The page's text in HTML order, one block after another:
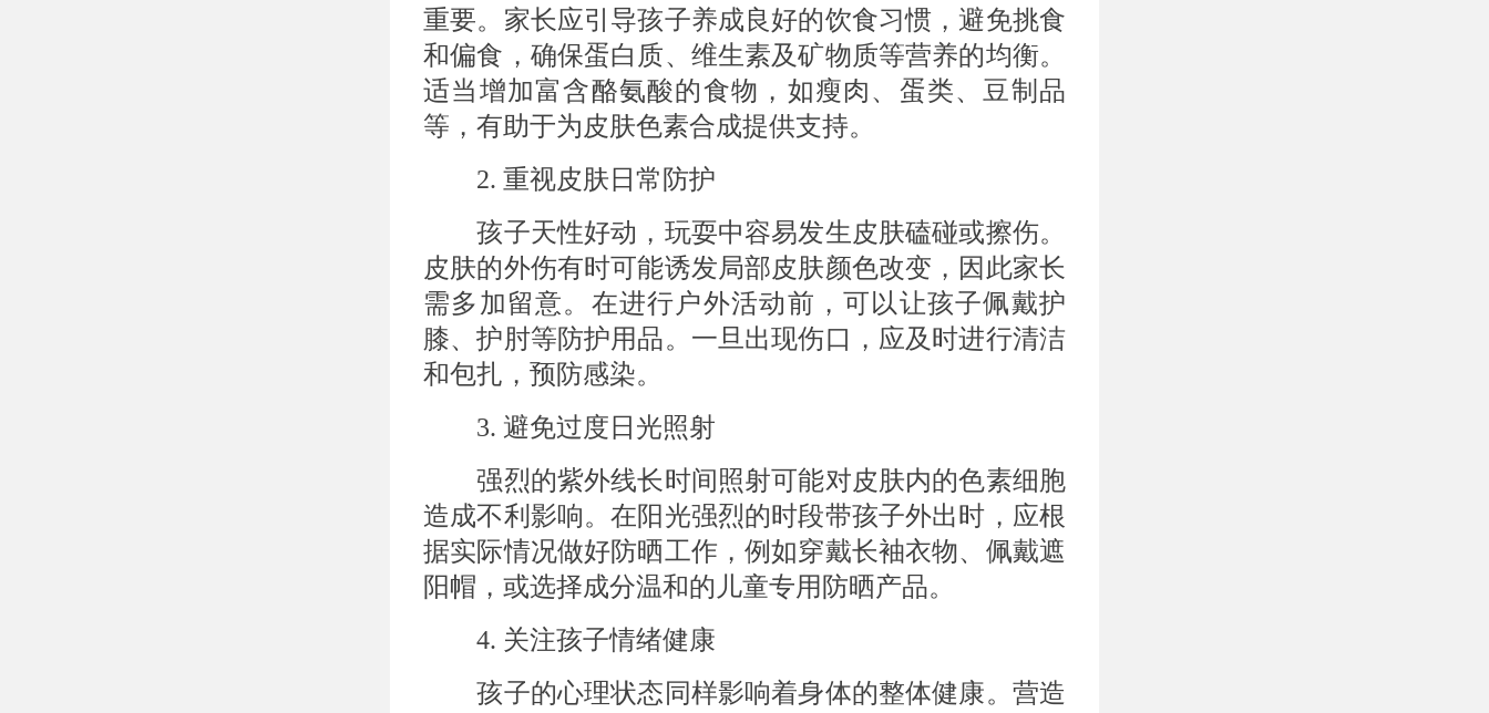
重要。家长应引导孩子养成良好的饮食习惯，避免挑食
和偏食，确保蛋白质、维生素及矿物质等营养的均衡。
适当增加富含酪氨酸的食物，如瘦肉、蛋类、豆制品
等，有助于为皮肤色素合成提供支持。
2. 重视皮肤日常防护
孩子天性好动，玩耍中容易发生皮肤磕碰或擦伤。
皮肤的外伤有时可能诱发局部皮肤颜色改变，因此家长
需多加留意。在进行户外活动前，可以让孩子佩戴护
膝、护肘等防护用品。一旦出现伤口，应及时进行清洁
和包扎，预防感染。
3. 避免过度日光照射
强烈的紫外线长时间照射可能对皮肤内的色素细胞
造成不利影响。在阳光强烈的时段带孩子外出时，应根
据实际情况做好防晒工作，例如穿戴长袖衣物、佩戴遮
阳帽，或选择成分温和的儿童专用防晒产品。
4. 关注孩子情绪健康
孩子的心理状态同样影响着身体的整体健康。营造